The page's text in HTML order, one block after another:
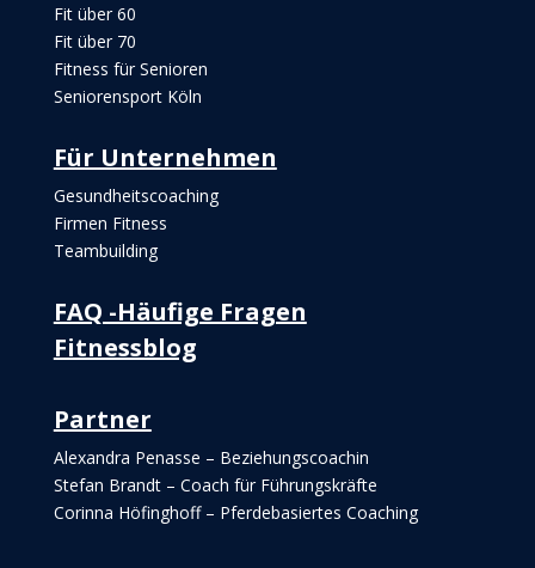
Fit über 60
Fit über 70
Fitness für Senioren
Seniorensport Köln
Für Unternehmen
Gesundheitscoaching
Firmen Fitness
Teambuilding
FAQ -Häufige Fragen
Fitnessblog
Partner
Alexandra Penasse – Beziehungscoachin
Stefan Brandt – Coach für Führungskräfte
Corinna Höfinghoff – Pferdebasiertes Coaching